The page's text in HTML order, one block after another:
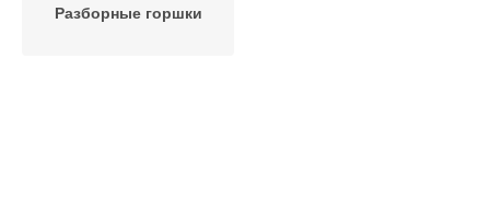
Разборные горшки